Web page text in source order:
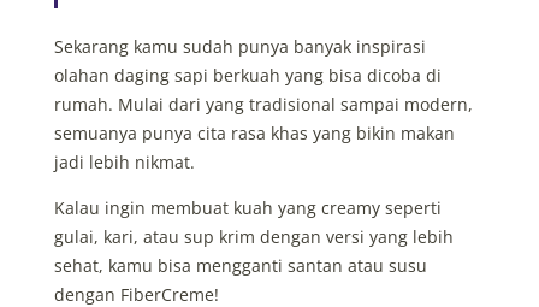
Sekarang kamu sudah punya banyak inspirasi
olahan daging sapi berkuah yang bisa dicoba di
rumah. Mulai dari yang tradisional sampai modern,
semuanya punya cita rasa khas yang bikin makan
jadi lebih nikmat.
Kalau ingin membuat kuah yang creamy seperti
gulai, kari, atau sup krim dengan versi yang lebih
sehat, kamu bisa mengganti santan atau susu
dengan FiberCreme!